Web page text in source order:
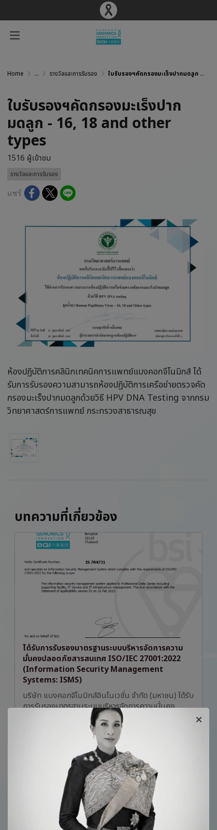
Home ... รางวัลและการรับรอง ใบรับรองฯคัดกรองมะเร็งปากมดลูก - 16, 18 and other types
ใบรับรองฯคัดกรองมะเร็งปาก
มดลูก - 16, 18 and other
types
1516 ผู้เข้าชม
รางวัลและการรับรอง
แชร์
ห้องปฏิบัติการคลินิกเทคนิคการแพทย์แบงคอกจีโนมิกส์ ได้
รับการรับรองความสามารถห้องปฏิบัติการเครือข่ายตรวจคัด
กรองมะเร็งปากมดลูกด้วยวิธี HPV DNA Testing จากกรม
วิทยาศาสตร์การแพทย์ กระทรวงสาธารณสุข
บทความที่เกี่ยวข้อง
ได้รับการรับรองมาตรฐานระบบบริหารจัดการความ
มั่นคงปลอดภัยสารสนเทศ ISO/IEC 27001:2022
(Information Security Management
Systems: ISMS)
บริษัท แบงคอกจีโนมิกส์อินโนเวชั่น จำกัด (มหาชน) ได้รับ
การรับรองมาตรฐานระบบบริหารจัดการความมั่นคง
ปลอดภัยสารสนเทศ ISO/IEC 27001:2022
(Information Security Management Systems:
ISMS) จากบริษัท บีเอสไอ กรุ๊ป (ประเทศไทย) จำกัด ซึ่ง
ถือเป็นบริษัทต้นๆ ในด้านธุรกิจห้องปฏิบัติการ ใน
ประเทศไทยที่ได้รับการรับรองมาตรฐาน ISO/IEC
27001:2022 นับเป็นการตอกย้ำให้เห็นว่า บริษัทฯ เน้น
เรื่องความปลอดภัย ของข้อมูลลูกค้าและผู้มีส่วนได้ส่วน
เสีย ให้มีความมั่นคงปลอดภัย และการปฏิบัติตามข้อ
กำหนด (Governance, Risk and Compliance) เรา
พร้อมจะเป็นกำลังสำคัญที่จะคอยสนับสนุน ในทุกๆด้าน
และสร้างความเชื่อมั่นให้แก่ลูกค้าทุกภาคส่วนต่อไป